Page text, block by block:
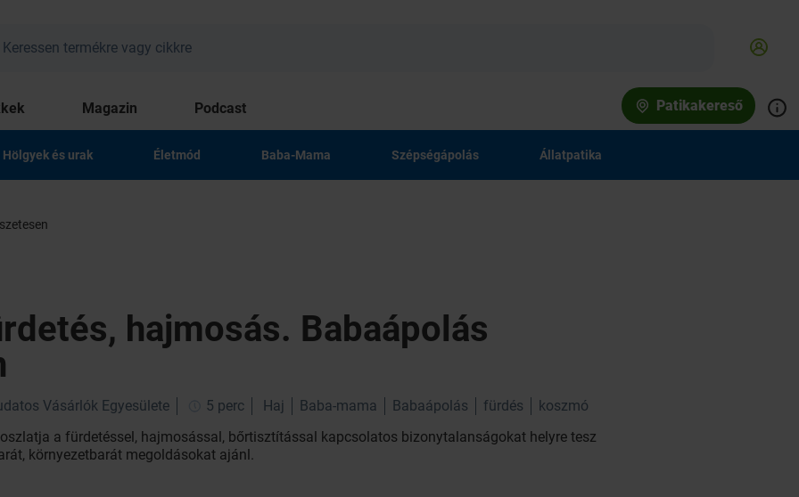
Magazin Podcast Patikakereső
Hölgyek és urak Életmód Baba-Mama Szépségápolás Állatpatika
hajmosás. Babaápolás
Vásárlók Egyesülete 5 perc Haj Baba-mama Babaápolás fürdés
koszmó
a fürdetéssel, hajmosással, bőrtisztítással kapcsolatos bizonytalanságokat helyre tesz
környezetbarát megoldásokat ajánl.